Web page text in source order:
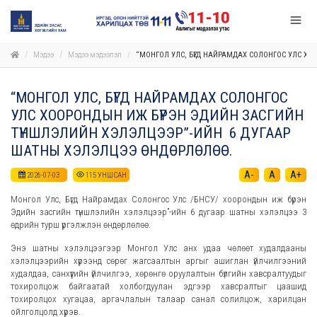
Мэдээ Мэдээ мэдээлэл “МОНГОЛ УЛС, БҮГД НАЙРАМДАХ СОЛОНГОС УЛС
“МОНГОЛ УЛС, БҮГД НАЙРАМДАХ СОЛОНГОС
УЛС ХООРОНДЫН ИЖ БҮРЭН ЭДИЙН ЗАСГИЙН
ТҮНШЛЭЛИЙН ХЭЛЭЛЦЭЭР”-ИЙН 6 ДУГААР
ШАТНЫ ХЭЛЭЛЦЭЭ ӨНДӨРЛӨЛӨӨ.
2026-07-03 115УНШСАН A- A A+
Монгол Улс, Бүгд Найрамдах Солонгос Улс /БНСУ/ хоорондын иж бүрэн
Эдийн засгийн түншлэлийн хэлэлцээр”-ийн 6 дугаар шатны хэлэлцээ 3
өдрийн турш үргэлжлэн өндөрлөлөө.
Энэ шатны хэлэлцээгээр Монгол Улс анх удаа чөлөөт худалдааны
хэлэлцээрийн хүрээнд сөрөг жагсаалтын аргыг ашиглан үйлчилгээний
худалдаа, санхүүгийн үйлчилгээ, хөрөнгө оруулалтын бүлгийн хавсралтуудыг
тохиролцож байгаатай холбогдуулан эдгээр хавсралтыг цаашид
тохиролцох хугацаа, аргачлалын талаар санал солилцож, харилцан
ойлголцолд хүрэв.